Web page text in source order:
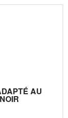
AU